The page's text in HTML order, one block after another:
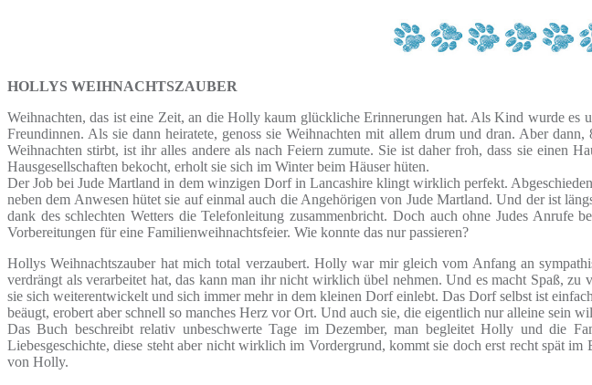
HOLLYS WEIHNACHTSZAUBER
Weihnachten, das ist eine Zeit, an die Holly kaum glückliche Erinnerungen hat. Als Kind wurde es
Freundinnen. Als sie dann heiratete, genoss sie Weihnachten mit allem drum und dran. Aber
Weihnachten stirbt, ist ihr alles andere als nach Feiern zumute. Sie ist daher froh, dass sie einen
Hausgesellschaften bekocht, erholt sie sich im Winter beim Häuser hüten.
Der Job bei Jude Martland in dem winzigen Dorf in Lancashire klingt wirklich perfekt.
neben dem Anwesen hütet sie auf einmal auch die Angehörigen von Jude Martland. Und der ist
dank des schlechten Wetters die Telefonleitung zusammenbricht. Doch auch ohne Judes
Vorbereitungen für eine Familienweihnachtsfeier. Wie konnte das nur passieren?
Hollys Weihnachtszauber hat mich total verzaubert. Holly war mir gleich vom Anfang an
verdrängt als verarbeitet hat, das kann man ihr nicht wirklich übel nehmen. Und es macht Spaß,
sie sich weiterentwickelt und sich immer mehr in dem kleinen Dorf einlebt. Das Dorf selbst ist
beäugt, erobert aber schnell so manches Herz vor Ort. Und auch sie, die eigentlich nur alleine sein
Das Buch beschreibt relativ unbeschwerte Tage im Dezember, man begleitet Holly und die
Liebesgeschichte, diese steht aber nicht wirklich im Vordergrund, kommt sie doch erst recht spät
von Holly.